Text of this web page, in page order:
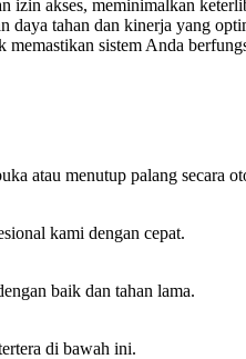
izin akses, meminimalkan
daya tahan dan kinerja yang
sistem Anda
atau menutup palang secara
kami dengan cepat.
baik dan tahan lama.
di bawah ini.